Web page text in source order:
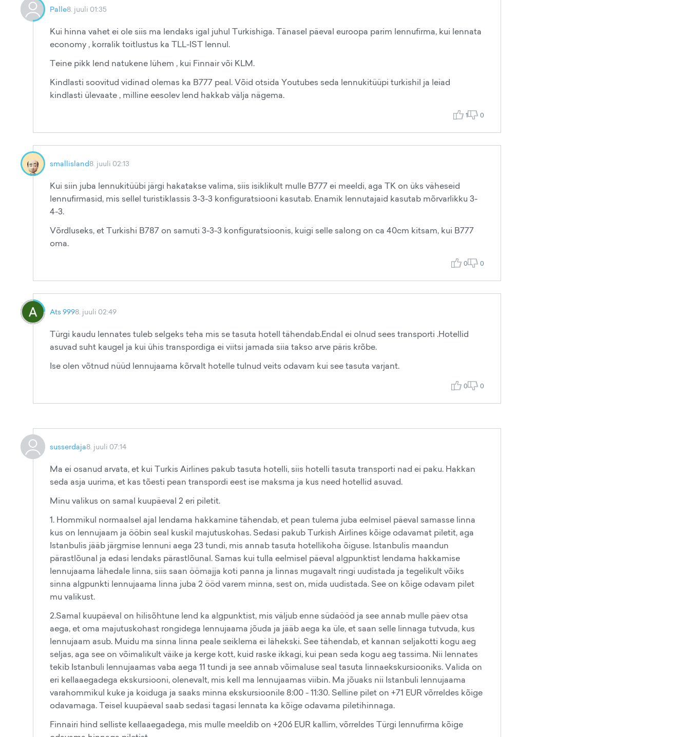
Palle8. juuli 01:35
Kui hinna vahet ei ole siis ma lendaks igal juhul Turkishiga. Tänasel päeval euroopa parim lennufirma, kui lennata
economy , korralik toitlustus ka TLL-IST lennul.
Teine pikk lend natukene lühem , kui Finnair või KLM.
Kindlasti soovitud vidinad olemas ka B777 peal. Võid otsida Youtubes seda lennukitüüpi turkishil ja leiad
kindlasti ülevaate , milline eesolev lend hakkab välja nägema.
1 0
smallisland8. juuli 02:13
Kui siin juba lennukitüübi järgi hakatakse valima, siis isiklikult mulle B777 ei meeldi, aga TK on üks väheseid
lennufirmasid, mis sellel turistiklassis 3-3-3 konfiguratsiooni kasutab. Enamik lennutajaid kasutab mõrvarlikku 3-
4-3.
Võrdluseks, et Turkishi B787 on samuti 3-3-3 konfiguratsioonis, kuigi selle salong on ca 40cm kitsam, kui B777
oma.
0 0
Ats 9998. juuli 02:49
Türgi kaudu lennates tuleb selgeks teha mis se tasuta hotell tähendab.Endal ei olnud sees transporti .Hotellid
asuvad suht kaugel ja kui ühis transpordiga ei viitsi jamada siia takso arve päris krõbe.
Ise olen võtnud nüüd lennujaama kõrvalt hotelle tulnud veits odavam kui see tasuta varjant.
0 0
susserdaja8. juuli 07:14
Ma ei osanud arvata, et kui Turkis Airlines pakub tasuta hotelli, siis hotelli tasuta transporti nad ei paku. Hakkan
seda asja uurima, et kas tõesti pean transpordi eest ise maksma ja kus need hotellid asuvad.
Minu valikus on samal kuupäeval 2 eri piletit.
1. Hommikul normaalsel ajal lendama hakkamine tähendab, et pean tulema juba eelmisel päeval samasse linna
kus on lennujaam ja ööbin seal kuskil majutuskohas. Sedasi pakub Turkish Airlines kõige odavamat piletit, aga
Istanbulis jääb järgmise lennuni aega 23 tundi, mis annab tasuta hotellikoha õiguse. Istanbulis maandun
pärastlõunal ja edasi lendaks pärastlõunal. Samas kui tulla eelmisel päeval algpunktist lendama hakkamise
lennujaama lähedale linna, siis saan öömajja koti panna ja linnas mugavalt ringi uudistada ja tegelikult võiks
sinna algpunkti lennujaama linna juba 2 ööd varem minna, sest on, mida uudistada. See on kõige odavam pilet
mu valikust.
2.Samal kuupäeval on hilisõhtune lend ka algpunktist, mis väljub enne südaööd ja see annab mulle päev otsa
aega, et oma majutuskohast rongidega lennujaama jõuda ja jääb aega ka üle, et saan selle linnaga tutvuda, kus
lennujaam asub. Muidu ma sinna linna peale seiklema ei lähekski. See tähendab, et kannan seljakotti kogu aeg
seljas, aga see on võimalikult väike ja kerge kott, kuid raske ikkagi, kui pean seda kogu aeg tassima. Nii lennates
tekib Istanbuli lennujaamas vaba aega 11 tundi ja see annab võimaluse seal tasuta linnaekskursiooniks. Valida on
eri kellaaegadega ekskursiooni, olenevalt, mis kell ma lennujaamas viibin. Ma jõuaks nii Istanbuli lennujaama
varahommikul kuke ja koiduga ja saaks minna ekskursioonile 8:00 - 11:30. Selline pilet on +71 EUR võrreldes kõige
odavamaga. Teisel kuupäeval saab sedasi tagasi lennata ka kõige odavama piletihinnaga.
Finnairi hind selliste kellaaegadega, mis mulle meeldib on +206 EUR kallim, võrreldes Türgi lennufirma kõige